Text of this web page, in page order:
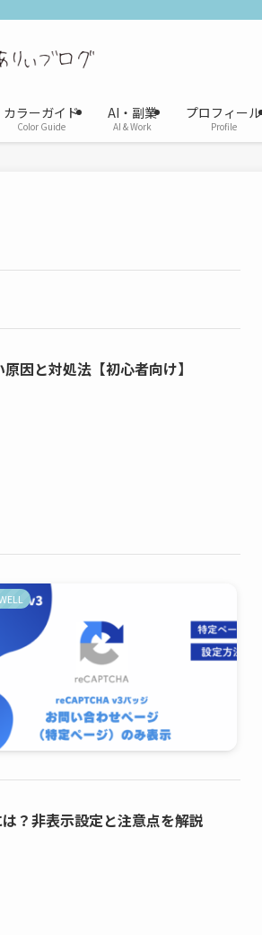
カラーガイド
Color Guide
AI・副業
AI & Work
プロフィール
Profile
因と対処法【初心者向け】
？非表示設定と注意点を解説